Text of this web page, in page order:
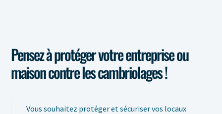
Pensez à protéger votre entreprise ou
maison contre les cambriolages !
Vous souhaitez protéger et sécuriser vos locaux